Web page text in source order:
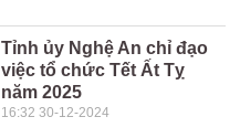
Tỉnh ủy Nghệ An chỉ đạo
việc tổ chức Tết Ất Tỵ
năm 2025
16:32 30-12-2024